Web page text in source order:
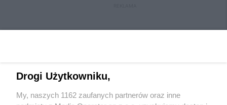
Wydawca mediówlokalnych
Drogi Użytkowniku,
My, naszych 1162 zaufanych partnerów oraz inne